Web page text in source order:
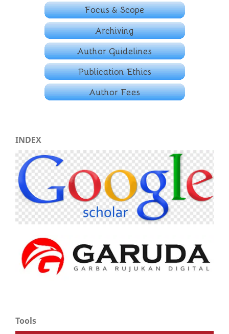
INDEX
Tools